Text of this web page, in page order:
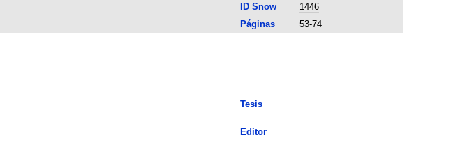
ID Snow
1446
Páginas
53-74
Tesis
Editor